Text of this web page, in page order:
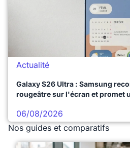
Actualité
Galaxy S26 Ultra : Samsung
rougeâtre sur l'écran et promet
06/08/2026
Nos guides et comparatifs